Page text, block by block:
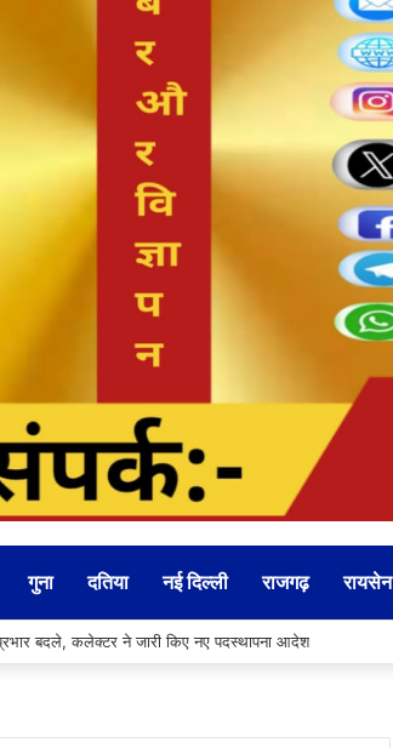
गुना दतिया नई दिल्ली राजगढ़ रायसेन
में पूरे हों सभी प्रोजेक्ट : विधायक उमाकान्त शर्मा